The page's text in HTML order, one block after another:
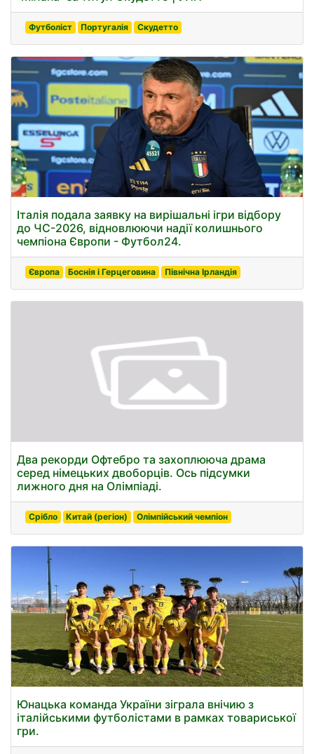
Футболіст Португалія Скудетто
Італія подала заявку на вирішальні ігри відбору
до ЧС-2026, відновлюючи надії колишнього
чемпіона Європи - Футбол24.
Європа Боснія і Герцеговина Північна Ірландія
Два рекорди Офтебро та захоплююча драма
серед німецьких двоборців. Ось підсумки
лижного дня на Олімпіаді.
Срібло Китай (регіон) Олімпійський чемпіон
Юнацька команда України зіграла внічию з
італійськими футболістами в рамках товариської
гри.